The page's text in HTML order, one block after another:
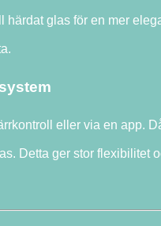
glas för en mer
eller via en app.
Detta ger stor flexibilitet